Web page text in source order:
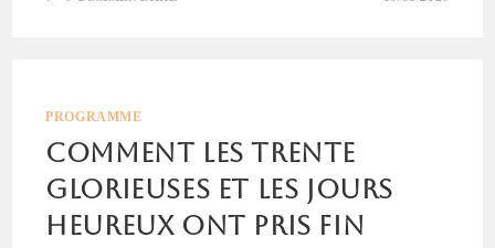
PROGRAMME
Comment les Trente
Glorieuses et les Jours
Heureux ont pris fin